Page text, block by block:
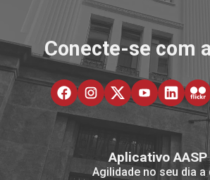
Conecte-se com
Aplicativo AASP
Agilidade no seu dia a